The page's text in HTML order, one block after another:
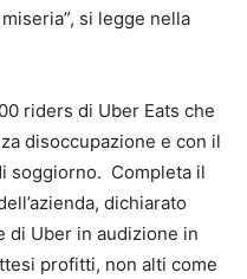
si legge nella
riders di Uber Eats che
disoccupazione e con il
soggiorno. Completa il
dichiarato
di Uber in audizione in
profitti, non alti come